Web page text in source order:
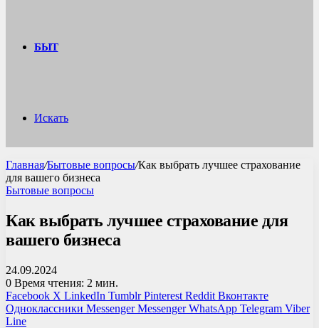
БЫТ
Искать
Главная/Бытовые вопросы/Как выбрать лучшее страхование
для вашего бизнеса
Бытовые вопросы
Как выбрать лучшее страхование для
вашего бизнеса
24.09.2024
0 Время чтения: 2 мин.
Facebook X LinkedIn Tumblr Pinterest Reddit Вконтакте
Одноклассники Messenger Messenger WhatsApp Telegram Viber
Line